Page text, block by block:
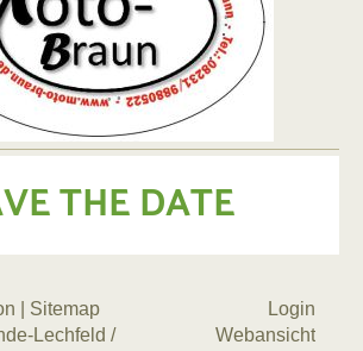
THE DATE
Sitemap
Lechfeld /
Login
Webansicht